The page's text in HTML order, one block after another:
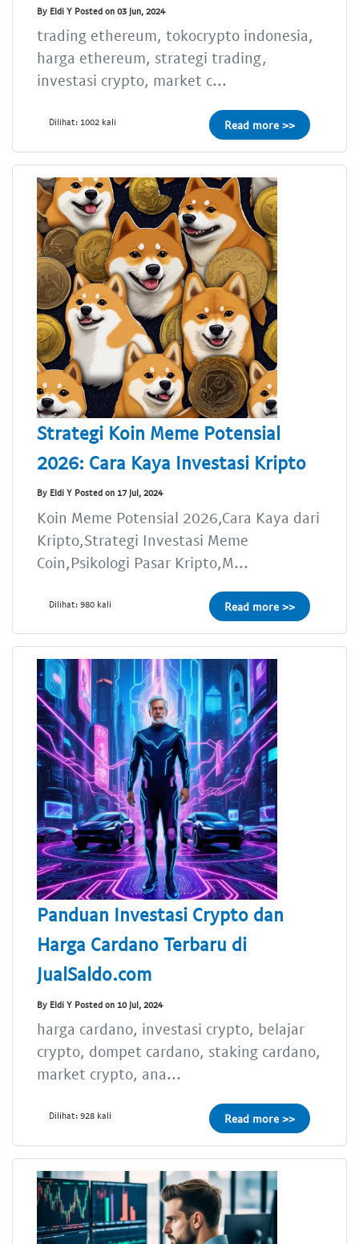
By Eldi Y Posted on 03 Jun, 2024
trading ethereum, tokocrypto indonesia,
harga ethereum, strategi trading,
investasi crypto, market c...
Dilihat: 1002 kali Read more >>
Strategi Koin Meme Potensial
2026: Cara Kaya Investasi Kripto
By Eldi Y Posted on 17 Jul, 2024
Koin Meme Potensial 2026,Cara Kaya dari
Kripto,Strategi Investasi Meme
Coin,Psikologi Pasar Kripto,M...
Dilihat: 980 kali Read more >>
Panduan Investasi Crypto dan
Harga Cardano Terbaru di
JualSaldo.com
By Eldi Y Posted on 10 Jul, 2024
harga cardano, investasi crypto, belajar
crypto, dompet cardano, staking cardano,
market crypto, ana...
Dilihat: 928 kali Read more >>